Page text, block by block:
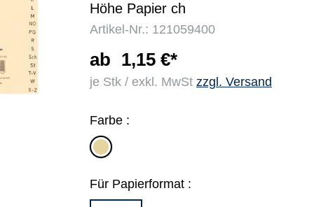
Höhe Papier ch
Artikel-Nr.: 121059400
ab 1,15 €*
je Stk / exkl. MwSt zzgl. Versand
Farbe :
chamois
Für Papierformat :